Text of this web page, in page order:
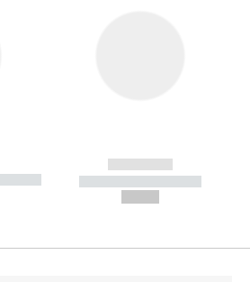
------------
----------- -----------